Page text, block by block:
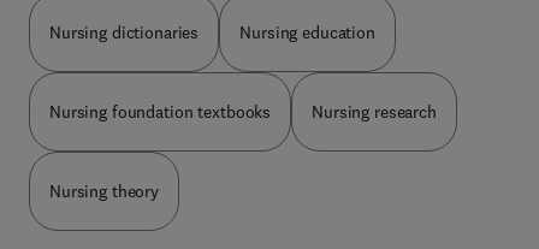
concepts, including pathophysiology and
diagnostics. Included for the first time is an
introduction to surface anatomy, while other
updating reflects current scientific knowledge and
developments, including coronavirus. Enhanced
learning features and an extensive online resource
help you grasp all the important areas.Like
millions of readers before you, you will treasure
Ross & Wilson as a go-to resource that you will
Nursing dictionaries Nursing education
Nursing foundation textbooks Nursing research
Nursing theory